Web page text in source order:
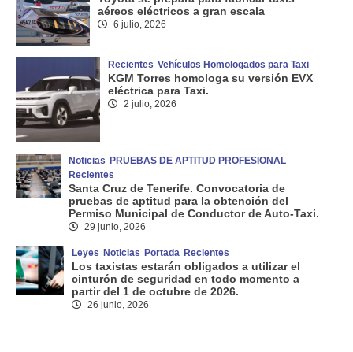
aéreos eléctricos a gran escala
6 julio, 2026
Recientes Vehículos Homologados para Taxi
KGM Torres homologa su versión EVX
eléctrica para Taxi.
2 julio, 2026
Noticias PRUEBAS DE APTITUD PROFESIONAL
Recientes
Santa Cruz de Tenerife. Convocatoria de
pruebas de aptitud para la obtención del
Permiso Municipal de Conductor de Auto-Taxi.
29 junio, 2026
Leyes Noticias Portada Recientes
Los taxistas estarán obligados a utilizar el
cinturón de seguridad en todo momento a
partir del 1 de octubre de 2026.
26 junio, 2026